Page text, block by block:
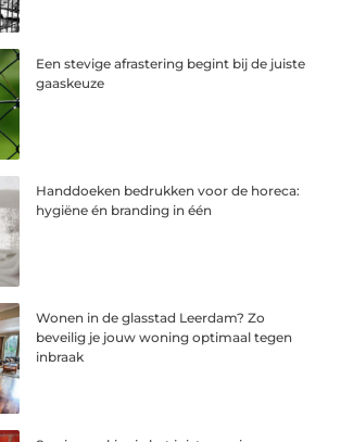
Een stevige afrastering begint bij de juiste
gaaskeuze
Handdoeken bedrukken voor de horeca:
hygiëne én branding in één
Wonen in de glasstad Leerdam? Zo
beveilig je jouw woning optimaal tegen
inbraak